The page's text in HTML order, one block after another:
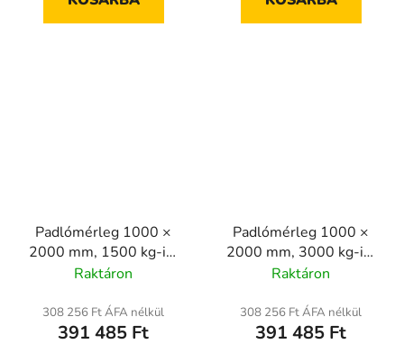
Padlómérleg 1000 ×
2000 mm, 1500 kg-ig,
hitelesített
Raktáron
308 256 Ft ÁFA nélkül
391 485 Ft
Padlómérleg 1000 ×
2000 mm, 3000 kg-ig,
hitelesített
Raktáron
308 256 Ft ÁFA nélkül
391 485 Ft